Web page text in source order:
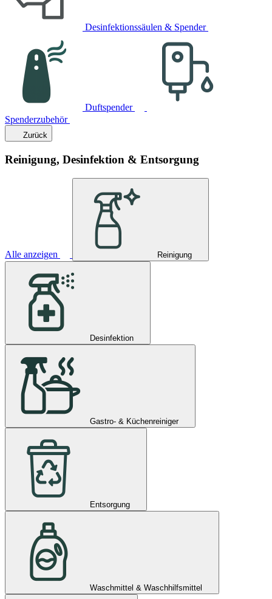
Desinfektionssäulen & Spender
Duftspender
Spenderzubehör
Zurück
Reinigung, Desinfektion & Entsorgung
Alle anzeigen Reinigung
Desinfektion
Gastro- & Küchenreiniger
Entsorgung
Waschmittel & Waschhilfsmittel